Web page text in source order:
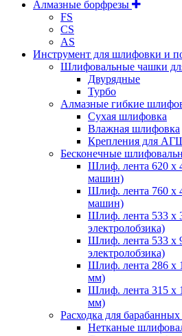
Алмазные борфрезы
FS
CS
AS
Инструмент для шлифовки и
Шлифовальные чашки
Двурядные
Турбо
Алмазные гибкие
Cухая шлифовка
Влажная шлифовка
Крепления для
Бесконечные
Шлиф. лента 620 х
машин)
Шлиф. лента 760 х
машин)
Шлиф. лента 533 х
электролобзика)
Шлиф. лента 533 х
электролобзика)
Шлиф. лента 286 х
мм)
Шлиф. лента 315 х
мм)
Расходка для
Нетканые